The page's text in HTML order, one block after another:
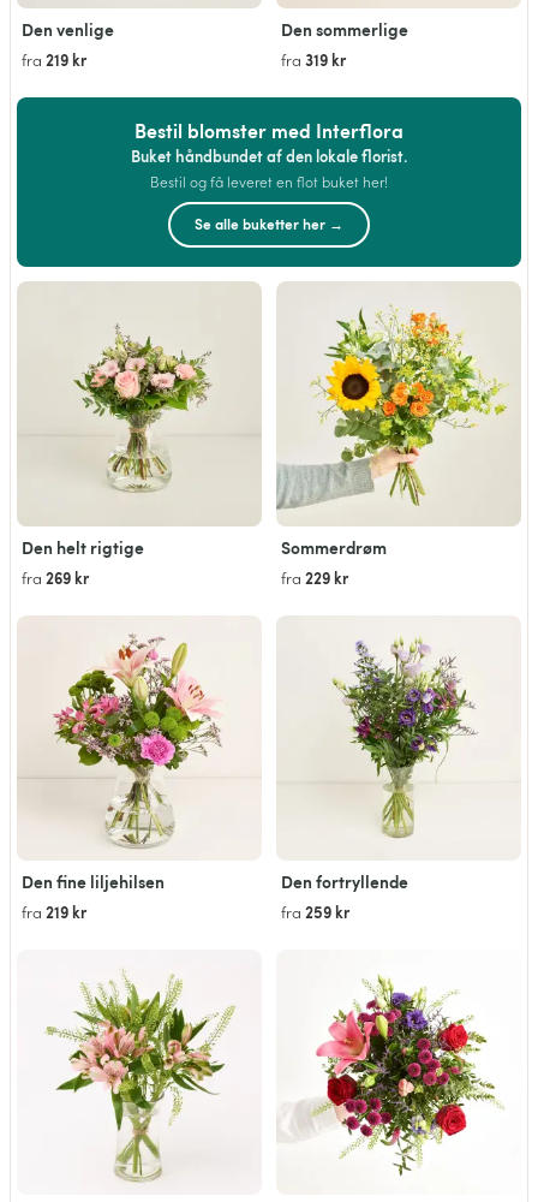
Den venlige
fra 219 kr
Den sommerlige
fra 319 kr
Bestil blomster med Interflora
Buket håndbundet af den lokale florist.
Bestil og få leveret en flot buket her!
Se alle buketter her →
Den helt rigtige
fra 269 kr
Sommerdrøm
fra 229 kr
Den fine liljehilsen
fra 219 kr
Den fortryllende
fra 259 kr